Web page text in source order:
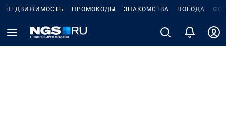
НЕДВИЖИМОСТЬ ПРОМОКОДЫ ЗНАКОМСТВА ПОГОДА